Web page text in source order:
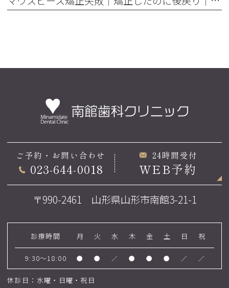
ご予約・お問い合わせ
023-644-0018
24時間受付
WEB予約
〒990-2461 山形県山形市南館3-21-1
診療時間 月 火 水 木 金 土 日 祝
9:30～18:00 ● ● ／ ● ● ● ／ ／
休診日：水曜・日曜・祝日